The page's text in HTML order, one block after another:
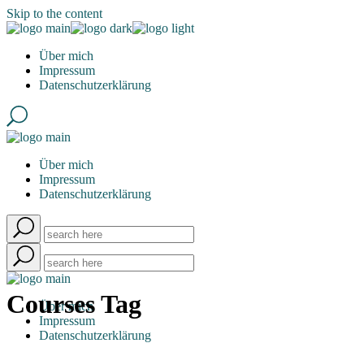
Skip to the content
Über mich
Impressum
Datenschutzerklärung
Über mich
Impressum
Datenschutzerklärung
Über mich
Impressum
Datenschutzerklärung
Courses Tag